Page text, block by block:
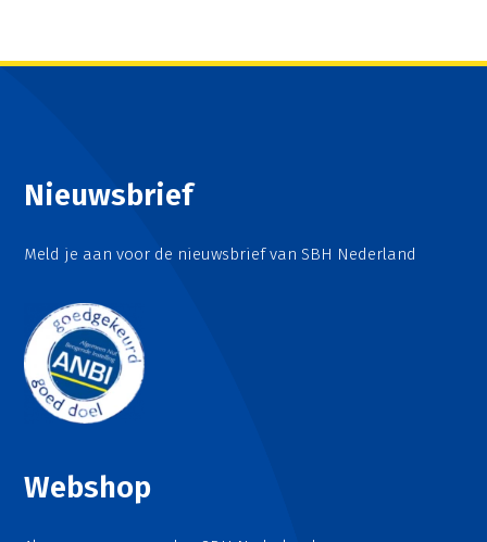
Nieuwsbrief
Meld je aan voor de nieuwsbrief van SBH Nederland
Webshop